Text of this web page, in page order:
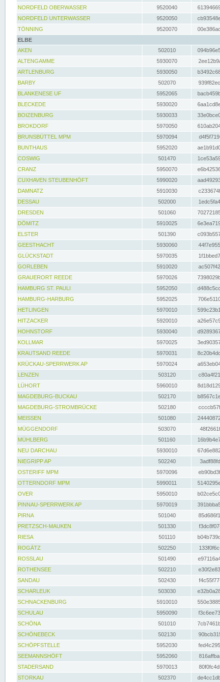
NORDFELD OBERWASSER
9520040
NORDFELD UNTERWASSER
9520050
TÖNNING
9520070
ELBE
AKEN
502010
ALTENGAMME
5930070
ARTLENBURG
5930050
BARBY
502070
BLANKENESE UF
5952065
BLECKEDE
5930020
BOIZENBURG
5930033
BROKDORF
5970050
BRUNSBÜTTEL MPM
5970094
BUNTHAUS
5952020
COSWIG
501470
CRANZ
5950070
CUXHAVEN STEUBENHÖFT
5990020
DAMNATZ
5910030
DESSAU
502000
DRESDEN
501060
DÖMITZ
5910025
ELSTER
501390
GEESTHACHT
5930060
GLÜCKSTADT
5970035
GORLEBEN
5910020
GRAUERORT REEDE
5970026
HAMBURG ST. PAULI
5952050
HAMBURG-HARBURG
5952025
HETLINGEN
5970010
HITZACKER
5920010
HOHNSTORF
5930040
KOLLMAR
5970025
KRAUTSAND REEDE
5970031
KRÜCKAU-SPERRWERK AP
5970024
LENZEN
503120
LÜHORT
5960010
MAGDEBURG-BUCKAU
502170
MAGDEBURG-STROMBRÜCKE
502180
MEISSEN
501080
MÜGGENDORF
503070
MÜHLBERG
501160
NEU DARCHAU
5930010
NIEGRIPP AP
502240
OSTERIFF MPM
5970096
OTTERNDORF MPM
5990011
OVER
5950010
PINNAU-SPERRWERK AP
5970019
PIRNA
501040
PRETZSCH-MAUKEN
501330
RIESA
501110
ROGÄTZ
502250
ROSSLAU
501490
ROTHENSEE
502210
SANDAU
502430
SCHARLEUK
503030
SCHNACKENBURG
5910010
SCHULAU
5950090
SCHÖNA
501010
SCHÖNEBECK
502130
SCHÖPFSTELLE
5952030
SEEMANNSHÖFT
5952060
STADERSAND
5970013
STORKAU
502370